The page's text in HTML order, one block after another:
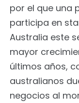
por el que una
participa en
Australia este
mayor
últimos años,
australianos
negocios al